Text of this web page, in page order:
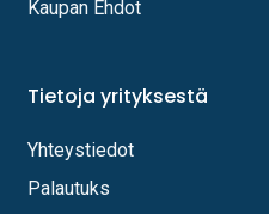
Kaupan Ehdot
Tietoja yrityksestä
Yhteystiedot
Palautuks